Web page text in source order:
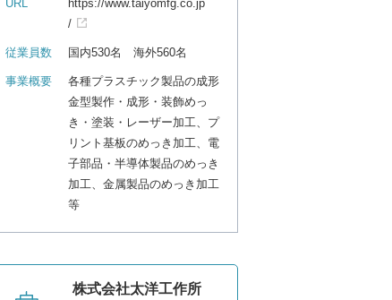
URL
https://www.taiyomfg.co.jp
/
従業員数 国内530名 海外560名
事業概要
各種プラスチック製品の成形
金型製作・成形・装飾めっ
き・塗装・レーザー加工、プ
リント基板のめっき加工、電
子部品・半導体製品のめっき
加工、金属製品のめっき加工
等
株式会社太洋工作所